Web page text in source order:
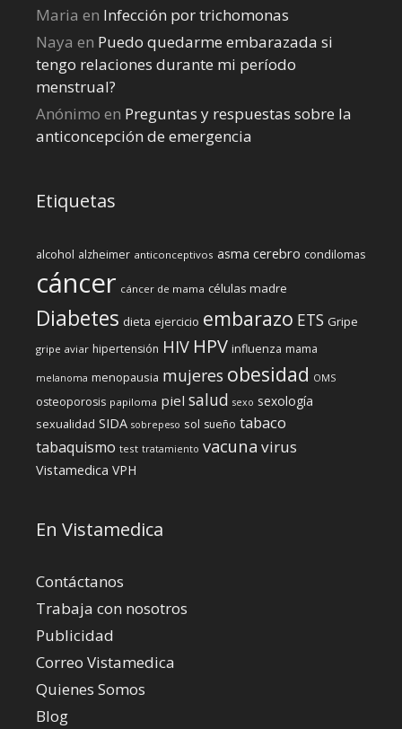
Maria en Infección por trichomonas
Naya en Puedo quedarme embarazada si
tengo relaciones durante mi perí­odo
menstrual?
Anónimo en Preguntas y respuestas sobre la
anticoncepción de emergencia
Etiquetas
alcohol alzheimer anticonceptivos asma cerebro condilomas
cáncer cáncer de mama células madre
Diabetes dieta ejercicio embarazo ETS Gripe
gripe aviar hipertensión HIV HPV influenza mama
melanoma menopausia mujeres obesidad OMS
osteoporosis papiloma piel salud sexo sexología
sexualidad SIDA sobrepeso sol sueño tabaco
tabaquismo test tratamiento vacuna virus
Vistamedica VPH
En Vistamedica
Contáctanos
Trabaja con nosotros
Publicidad
Correo Vistamedica
Quienes Somos
Blog